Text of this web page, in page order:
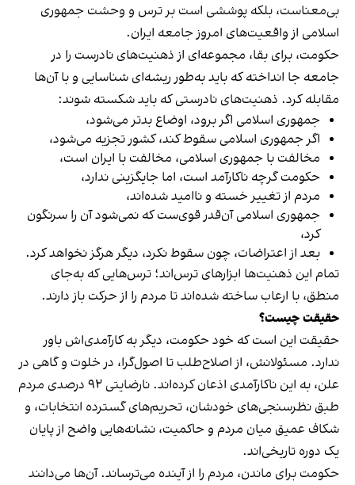
بی‌معناست، بلکه پوششی است بر ترس و وحشت جمهوری
اسلامی از واقعیت‌های امروز جامعه ایران.
حکومت، برای بقا، مجموعه‌ای از ذهنیت‌های نادرست را در
جامعه جا انداخته که باید به‌طور ریشه‌ای شناسایی و با آن‌ها
مقابله کرد. ذهنیت‌های نادرستی که باید شکسته شوند:
جمهوری اسلامی اگر برود، اوضاع بدتر می‌شود،
اگر جمهوری اسلامی سقوط کند، کشور تجزیه می‌شود،
مخالفت با جمهوری اسلامی، مخالفت با ایران است،
حکومت گرچه ناکارآمد است، اما جایگزینی ندارد،
مردم از تغییر خسته و ناامید شده‌اند،
جمهوری اسلامی آن‌قدر قوی‌ست که نمی‌شود آن را سرنگون
کرد،
بعد از اعتراضات، چون سقوط نکرد، دیگر هرگز نخواهد کرد.
تمام این ذهنیت‌ها ابزارهای ترس‌اند؛ ترس‌هایی که به‌جای
منطق، با ارعاب ساخته شده‌اند تا مردم را از حرکت باز دارند.
حقیقت چیست؟
حقیقت این است که خود حکومت، دیگر به کارآمدی‌اش باور
ندارد. مسئولانش، از اصلاح‌طلب تا اصول‌گرا، در خلوت و گاهی در
علن، به این ناکارآمدی اذعان کرده‌اند. نارضایتی ۹۲ درصدی مردم
طبق نظرسنجی‌های خودشان، تحریم‌های گسترده انتخابات، و
شکاف عمیق میان مردم و حاکمیت، نشانه‌هایی واضح از پایان
یک دوره تاریخی‌اند.
حکومت برای ماندن، مردم را از آینده می‌ترساند. آن‌ها می‌دانند